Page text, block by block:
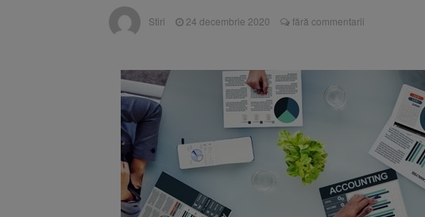
Înalta Curte
procesul
Strategia națională
Stiri 24 decembrie 2020 fără commentarii